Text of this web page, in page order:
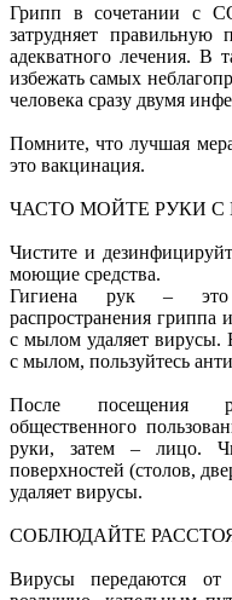
Грипп в сочетании с
затрудняет правильную
адекватного лечения. В
избежать самых
человека сразу двумя
Помните, что лучшая
это вакцинация.
ЧАСТО МОЙТЕ РУКИ
Чистите и
моющие средства.
Гигиена рук – это
распространения
с мылом удаляет вирусы.
с мылом, пользуйтесь
После посещения
общественного
руки, затем – лицо.
поверхностей (столов,
удаляет вирусы.
СОБЛЮДАЙТЕ
Вирусы передаются от